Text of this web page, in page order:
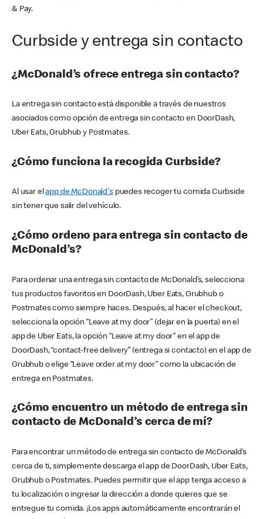
& Pay.
Curbside y entrega sin contacto
¿McDonald’s ofrece entrega sin contacto?
La entrega sin contacto está disponible a través de nuestros
asociados como opción de entrega sin contacto en DoorDash,
Uber Eats, Grubhub y Postmates.
¿Cómo funciona la recogida Curbside?
Al usar elapp de McDonald'spuedes recoger tu comida Curbside
sin tener que salir del vehículo.
¿Cómo ordeno para entrega sin contacto de
McDonald’s?
Para ordenar una entrega sin contacto de McDonald’s, selecciona
tus productos favoritos en DoorDash, Uber Eats, Grubhub o
Postmates como siempre haces. Después, al hacer el checkout,
selecciona la opción “Leave at my door” (dejar en la puerta) en el
app de Uber Eats, la opción “Leave at my door” en el app de
DoorDash, “contact-free delivery” (entrega si contacto) en el app de
Grubhub o elige “Leave order at my door” como la ubicación de
entrega en Postmates.
¿Cómo encuentro un método de entrega sin
contacto de McDonald’s cerca de mí?
Para encontrar un método de entrega sin contacto de McDonald’s
cerca de ti, simplemente descarga el app de DoorDash, Uber Eats,
Grubhub o Postmates. Puedes permitir que el app tenga acceso a
tu localización o ingresar la dirección a donde quieres que se
entregue tu comida. ¡Los apps automáticamente encontrarán el